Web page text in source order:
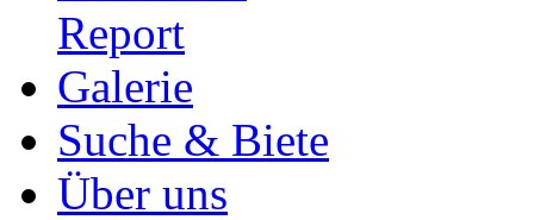
Report
Galerie
Suche & Biete
Über uns